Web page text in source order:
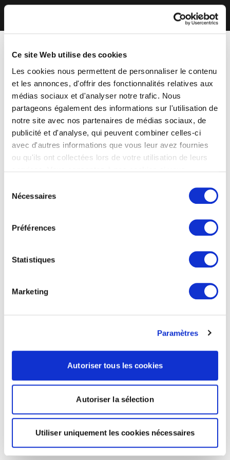
Ce site Web utilise des cookies
Les cookies nous permettent de personnaliser le contenu
et les annonces, d'offrir des fonctionnalités relatives aux
médias sociaux et d'analyser notre trafic. Nous
partageons également des informations sur l'utilisation de
notre site avec nos partenaires de médias sociaux, de
publicité et d'analyse, qui peuvent combiner celles-ci
avec d'autres informations que vous leur avez fournies
ou qu'ils ont collectées lors de votre utilisation de leurs
Nécessaires
Préférences
Statistiques
Marketing
Paramètres
Autoriser tous les cookies
Autoriser la sélection
Utiliser uniquement les cookies nécessaires